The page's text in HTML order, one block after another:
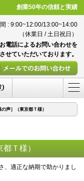
創業50年の信頼と実績
: 9:00~12:00/13:00~14:00
（休業日 / 土日祝日）
電話によるお問い合わせを
せていただいております。
声］（東京都Ｔ様）
Ｔ様）
（2016/05/02）
、適正な納期で助かりまし